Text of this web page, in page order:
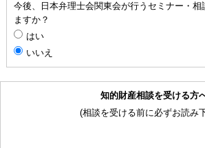
今後、日本弁理士会関東会が行うセミナー・
ますか？
はい
いいえ
知的財産相談を受ける方
(相談を受ける前に必ずお読み